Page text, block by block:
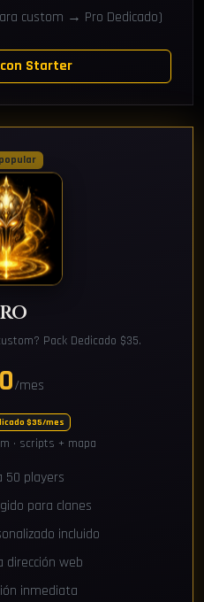
custom → Pro Dedicado)
Starter
Pack Dedicado $35.
/mes
$35/mes
· scripts + mapa
50 players
para clanes
incluido
dirección web
inmediata